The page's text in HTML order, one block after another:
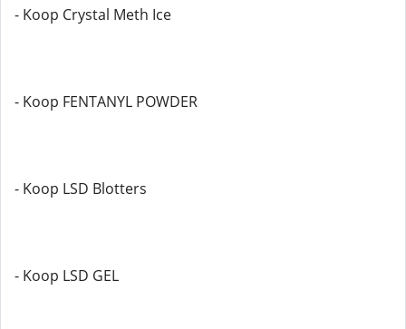
- Koop Crystal Meth Ice
- Koop FENTANYL POWDER
- Koop LSD Blotters
- Koop LSD GEL